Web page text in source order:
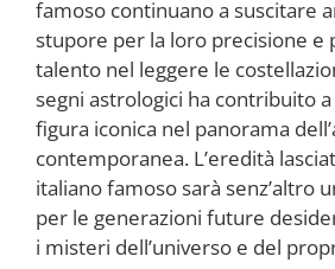
famoso continuano a suscitare
stupore per la loro precisione e
talento nel leggere le
segni astrologici ha contribuito
figura iconica nel panorama
contemporanea. L’eredità
italiano famoso sarà senz’altro
per le generazioni future
i misteri dell’universo e del